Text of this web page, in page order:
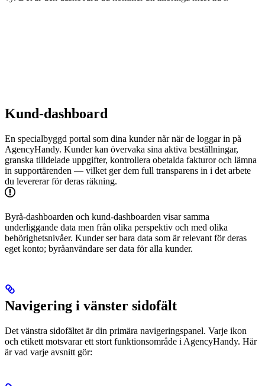
Kund-dashboard
En specialbyggd portal som dina kunder når när de loggar in på
AgencyHandy. Kunder kan övervaka sina aktiva beställningar,
granska tilldelade uppgifter, kontrollera obetalda fakturor och lämna
in supportärenden — vilket ger dem full transparens in i det arbete
du levererar för deras räkning.
Byrå-dashboarden och kund-dashboarden visar samma
underliggande data men från olika perspektiv och med olika
behörighetsnivåer. Kunder ser bara data som är relevant för deras
eget konto; byråanvändare ser data för alla kunder.
Navigering i vänster sidofält
Det vänstra sidofältet är din primära navigeringspanel. Varje ikon
och etikett motsvarar ett stort funktionsområde i AgencyHandy. Här
är vad varje avsnitt gör: